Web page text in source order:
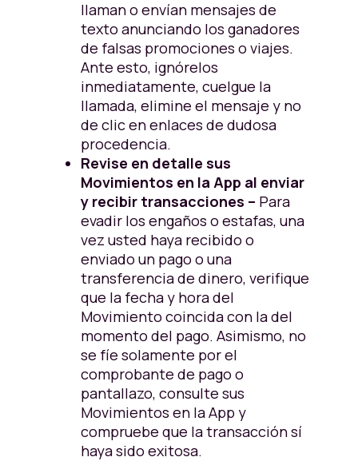
llaman o envían mensajes de
texto anunciando los ganadores
de falsas promociones o viajes.
Ante esto, ignórelos
inmediatamente, cuelgue la
llamada, elimine el mensaje y no
de clic en enlaces de dudosa
procedencia.
Revise en detalle sus
Movimientos en la App al enviar
y recibir transacciones – Para
evadir los engaños o estafas, una
vez usted haya recibido o
enviado un pago o una
transferencia de dinero, verifique
que la fecha y hora del
Movimiento coincida con la del
momento del pago. Asimismo, no
se fíe solamente por el
comprobante de pago o
pantallazo, consulte sus
Movimientos en la App y
compruebe que la transacción sí
haya sido exitosa.